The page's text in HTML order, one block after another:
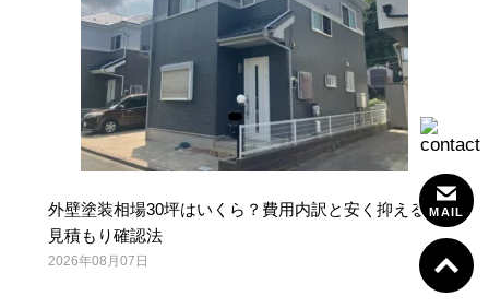
外壁塗装相場30坪はいくら？費用内訳と安く抑える
見積もり確認法
2026年08月07日
MAIL